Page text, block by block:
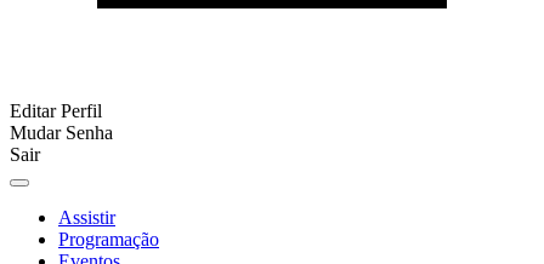
Editar Perfil
Mudar Senha
Sair
Assistir
Programação